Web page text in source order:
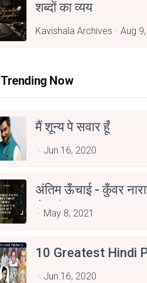
शब्दों का व्यय
Kavishala Archives Aug
Trending Now
मैं शून्य पे सवार हूँ
Jun 16, 2020
अंतिम ऊँचाई - कुँवर
Aspirants
May 8, 2021
10 Greatest Hindi
Jun 16, 2020